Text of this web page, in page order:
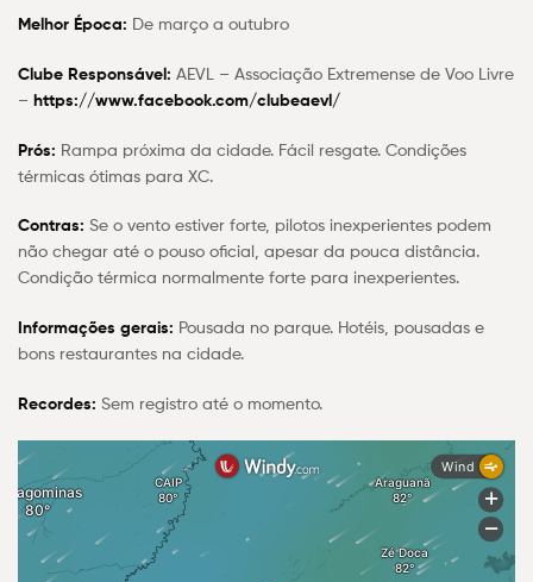
Melhor Época: De março a outubro
Clube Responsável: AEVL – Associação Extremense de Voo Livre
– https://www.facebook.com/clubeaevl/
Prós: Rampa próxima da cidade. Fácil resgate. Condições
térmicas ótimas para XC.
Contras: Se o vento estiver forte, pilotos inexperientes podem
não chegar até o pouso oficial, apesar da pouca distância.
Condição térmica normalmente forte para inexperientes.
Informações gerais: Pousada no parque. Hotéis, pousadas e
bons restaurantes na cidade.
Recordes: Sem registro até o momento.